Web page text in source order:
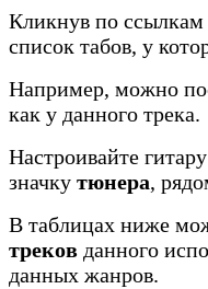
Кликнув по ссылкам
список табов, у
Например, можно
как у данного трека.
Настроивайте
значку тюнера,
В таблицах ниже
треков данного
данных жанров.